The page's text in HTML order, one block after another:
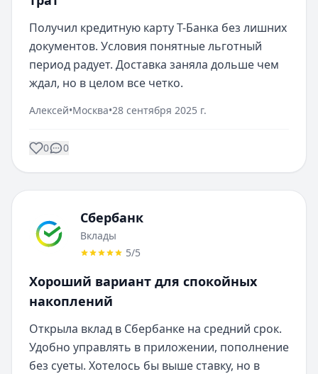
Получил кредитную карту Т-Банка без лишних
документов. Условия понятные льготный
период радует. Доставка заняла дольше чем
ждал, но в целом все четко.
Алексей•Москва•28 сентября 2025 г.
0 0
Сбербанк
Вклады
5/5
Хороший вариант для спокойных
накоплений
Открыла вклад в Сбербанке на средний срок.
Удобно управлять в приложении, пополнение
без суеты. Хотелось бы выше ставку, но в